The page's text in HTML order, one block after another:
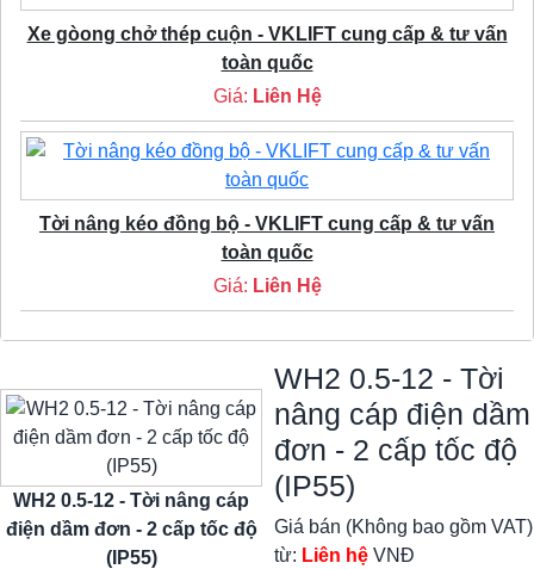
Xe gòong chở thép cuộn - VKLIFT cung cấp & tư vấn
toàn quốc
Giá: Liên Hệ
Tời nâng kéo đồng bộ - VKLIFT cung cấp & tư vấn
toàn quốc
Giá: Liên Hệ
WH2 0.5-12 - Tời nâng cáp
điện dầm đơn - 2 cấp tốc độ
(IP55)
WH2 0.5-12 - Tời
nâng cáp điện dầm
đơn - 2 cấp tốc độ
(IP55)
Giá bán (Không bao gồm VAT)
từ: Liên hệ VNĐ